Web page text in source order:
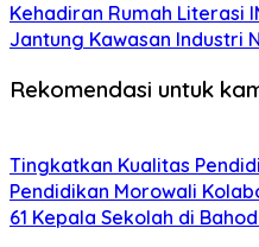
Kehadiran Rumah Literasi
Jantung Kawasan Industri
Rekomendasi untuk
Tingkatkan Kualitas
Pendidikan Morowali
61 Kepala Sekolah di